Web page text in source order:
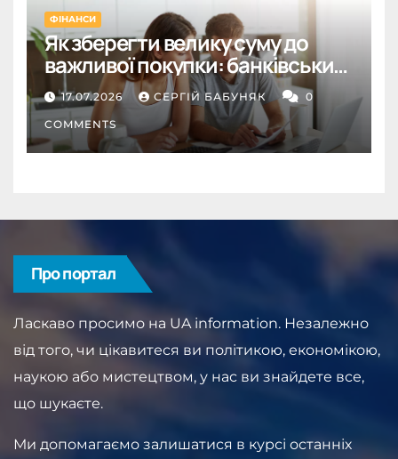
ФІНАНСИ
Як зберегти велику суму до
важливої покупки: банківський
депозит як інструмент
дисципліни
17.07.2026 СЕРГІЙ БАБУНЯК 0
COMMENTS
Про портал
Ласкаво просимо на UA information. Незалежно
від того, чи цікавитеся ви політикою, економікою,
наукою або мистецтвом, у нас ви знайдете все,
що шукаєте.
Ми допомагаємо залишатися в курсі останніх